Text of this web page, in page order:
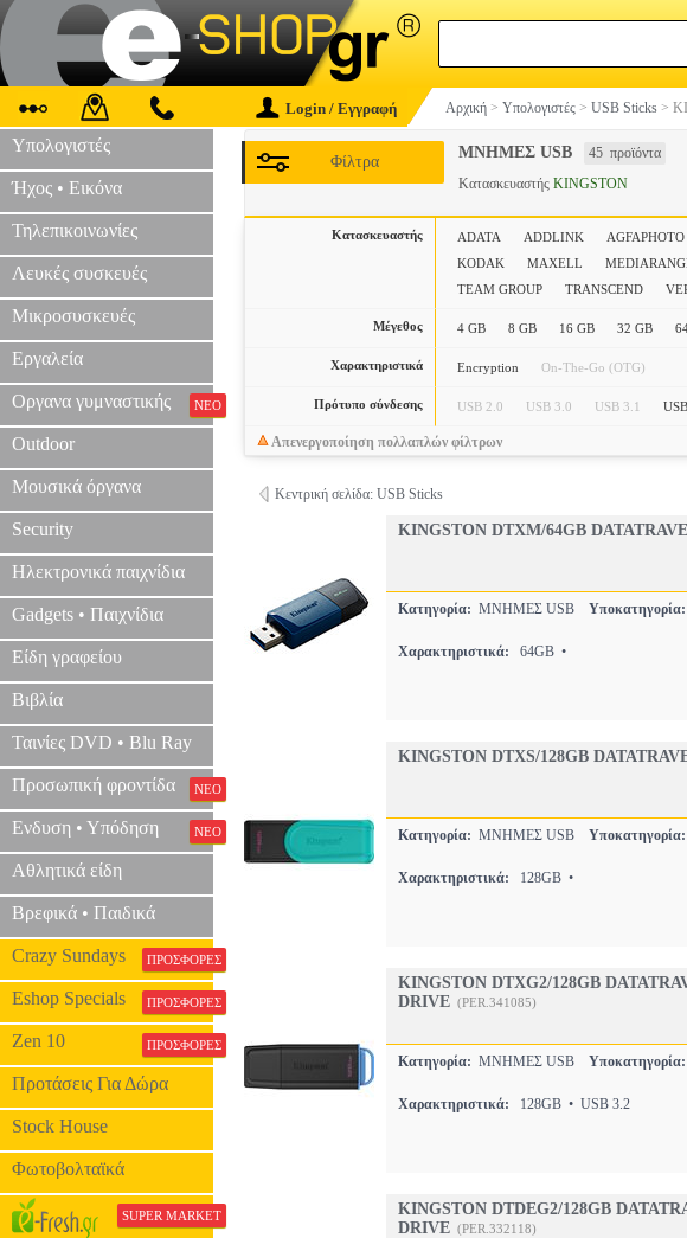
Login / Εγγραφή Αρχική > Υπολογιστές > USB Sticks >
Υπολογιστές
Ήχος • Εικόνα
Τηλεπικοινωνίες
Λευκές συσκευές
Μικροσυσκευές
Εργαλεία
Οργανα γυμναστικής ΝΕΟ
Outdoor
Μουσικά όργανα
Security
Ηλεκτρονικά παιχνίδια
Gadgets • Παιχνίδια
Είδη γραφείου
Βιβλία
Ταινίες DVD • Blu Ray
Προσωπική φροντίδα ΝΕΟ
Ενδυση • Υπόδηση ΝΕΟ
Αθλητικά είδη
Βρεφικά • Παιδικά
Crazy Sundays ΠΡΟΣΦΟΡΕΣ
Eshop Specials ΠΡΟΣΦΟΡΕΣ
Zen 10 ΠΡΟΣΦΟΡΕΣ
Προτάσεις Για Δώρα
Stock House
Φωτοβολταϊκά
SUPER MARKET
ΜΝΗΜΕΣ USB 45 προϊόντα
Φίλτρα
Κατασκευαστής KINGSTON
Κατασκευαστής ADATA ADDLINK AGFAPHOTO
KODAK
MAXELL
TEAM GROUP
TRANSCEND
Μέγεθος 4 GB 8 GB 16 GB 32 GB
Χαρακτηριστικά Encryption On-The-Go (OTG)
Πρότυπο σύνδεσης USB 2.0 USB 3.0 USB 3.1
Απενεργοποίηση πολλαπλών φίλτρων
Κεντρική σελίδα: USB Sticks
KINGSTON DTXM/64GB
Κατηγορία: ΜΝΗΜΕΣ USB Υποκατηγορία:
Χαρακτηριστικά: 64GB •
KINGSTON DTXS/128GB
Κατηγορία: ΜΝΗΜΕΣ USB Υποκατηγορία:
Χαρακτηριστικά: 128GB •
KINGSTON DTXG2/128GB
DRIVE (PER.341085)
Κατηγορία: ΜΝΗΜΕΣ USB Υποκατηγορία:
Χαρακτηριστικά: 128GB • USB 3.2
KINGSTON DTDEG2/128GB
DRIVE (PER.332118)